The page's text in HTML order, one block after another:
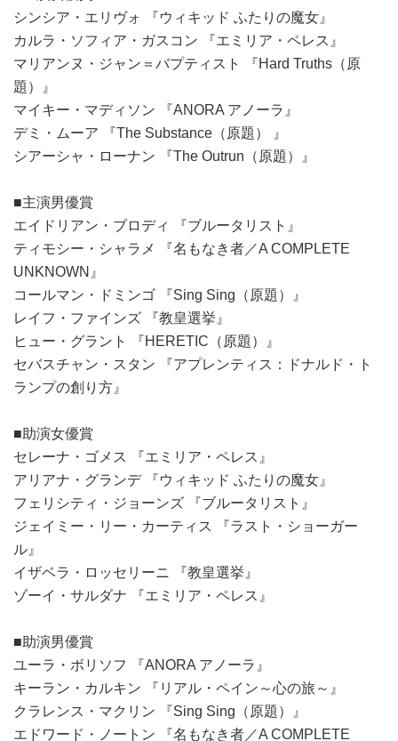
シンシア・エリヴォ 『ウィキッド ふたりの魔女』
カルラ・ソフィア・ガスコン 『エミリア・ペレス』
マリアンヌ・ジャン＝バプティスト 『Hard Truths（原
題）』
マイキー・マディソン 『ANORA アノーラ』
デミ・ムーア 『The Substance（原題） 』
シアーシャ・ローナン 『The Outrun（原題）』
■主演男優賞
エイドリアン・ブロディ 『ブルータリスト』
ティモシー・シャラメ 『名もなき者／A COMPLETE
UNKNOWN』
コールマン・ドミンゴ 『Sing Sing（原題）』
レイフ・ファインズ 『教皇選挙』
ヒュー・グラント 『HERETIC（原題）』
セバスチャン・スタン 『アプレンティス：ドナルド・ト
ランプの創り方』
■助演女優賞
セレーナ・ゴメス 『エミリア・ペレス』
アリアナ・グランデ 『ウィキッド ふたりの魔女』
フェリシティ・ジョーンズ 『ブルータリスト』
ジェイミー・リー・カーティス 『ラスト・ショーガー
ル』
イザベラ・ロッセリーニ 『教皇選挙』
ゾーイ・サルダナ 『エミリア・ペレス』
■助演男優賞
ユーラ・ボリソフ 『ANORA アノーラ』
キーラン・カルキン 『リアル・ペイン～心の旅～』
クラレンス・マクリン 『Sing Sing（原題）』
エドワード・ノートン 『名もなき者／A COMPLETE